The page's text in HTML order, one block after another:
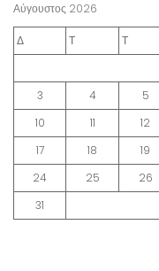
Αύγουστος 2026
Δ Τ Τ
3
4 5
10
11 12
17
18 19
24
25 26
31